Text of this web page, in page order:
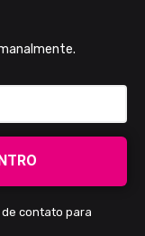
contato para